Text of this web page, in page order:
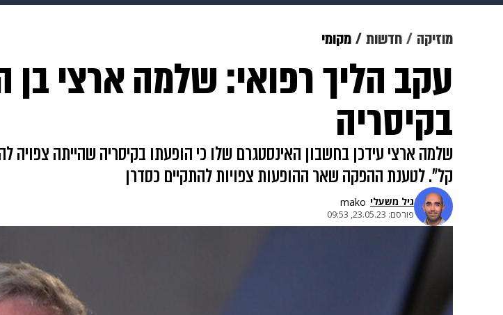
מוזיקה
דיגיטל ויוה משפט תשעה חודשים מתכונים
מוזיקה חדשות מקומי
בקיסריה
שלמה ארצי עידכן בחשבון האינסטגרם שלו כי הופעתו בקיסריה שהייתה צפויה
קל". לטענת ההפקה שאר ההופעות צפויות להתקיים כסדרן
גיל משעלי mako
פורסם: 23.05.23, 09:53